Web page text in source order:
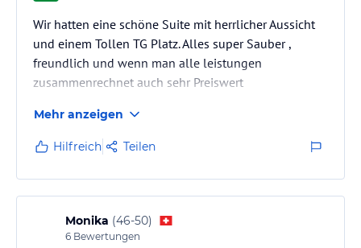
Wir hatten eine schöne Suite mit herrlicher Aussicht
und einem Tollen TG Platz. Alles super Sauber ,
freundlich und wenn man alle leistungen
zusammenrechnet auch sehr Preiswert
Mehr anzeigen
Hilfreich Teilen
Monika (46-50)
6 Bewertungen